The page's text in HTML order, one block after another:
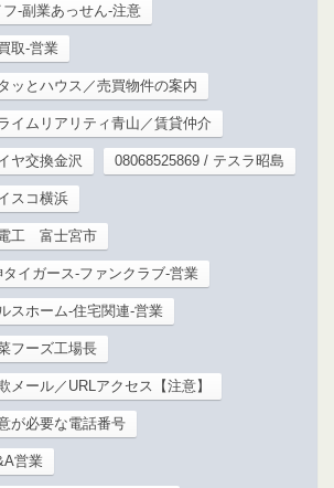
-副業あっせん-注意
取-営業
ッとハウス／売買物件の案内
イムリアリティ青山／賃貸仲介
ヤ交換金沢 08068525869 / テスラ昭島
スコ横浜
工 富士宮市
イガース-ファンクラブ-営業
スホーム-住宅関連-営業
フーズ工場長
メール／URLアクセス【注意】
が必要な電話番号
営業